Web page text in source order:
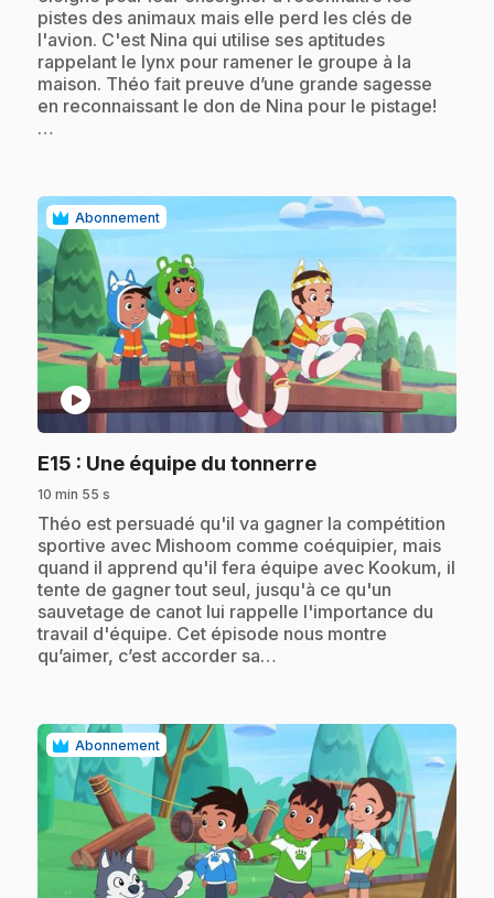
pistes des animaux mais elle perd les clés de
l'avion. C'est Nina qui utilise ses aptitudes
rappelant le lynx pour ramener le groupe à la
maison. Théo fait preuve d’une grande sagesse
en reconnaissant le don de Nina pour le pistage!
…
Abonnement
play_circle
E15 : Une équipe du tonnerre.
10 min 55 s
.Théo est persuadé qu'il va gagner la compétition
sportive avec Mishoom comme coéquipier, mais
quand il apprend qu'il fera équipe avec Kookum, il
tente de gagner tout seul, jusqu'à ce qu'un
sauvetage de canot lui rappelle l'importance du
travail d'équipe. Cet épisode nous montre
qu’aimer, c’est accorder sa…
Abonnement